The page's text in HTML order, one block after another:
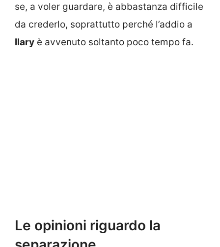
se, a voler guardare, è abbastanza difficile
da crederlo, soprattutto perché l’addio a
Ilary è avvenuto soltanto poco tempo fa.
Le opinioni riguardo la